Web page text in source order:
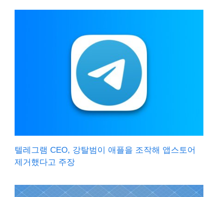
텔레그램 CEO, 강탈범이 애플을 조작해 앱스토어
제거했다고 주장